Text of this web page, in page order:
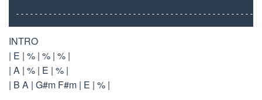
INTRO
| E | % | % | % |
| A | % | E | % |
| B A | G#m F#m | E | % |